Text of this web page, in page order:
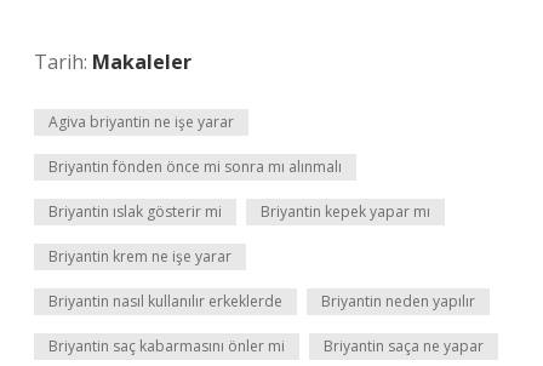
Tarih: Makaleler
Agiva briyantin ne işe yarar
Briyantin fönden önce mi sonra mı alınmalı
Briyantin ıslak gösterir mi Briyantin kepek yapar mı
Briyantin krem ne işe yarar
Briyantin nasıl kullanılır erkeklerde Briyantin neden yapılır
Briyantin saç kabarmasını önler mi Briyantin saça ne yapar